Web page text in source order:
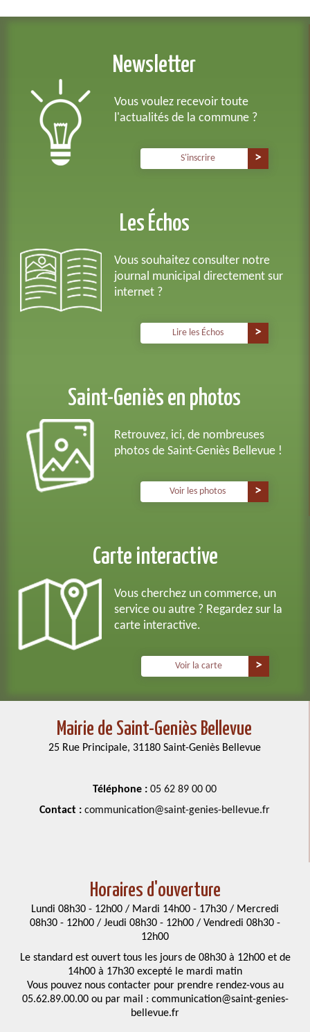
Newsletter
Vous voulez recevoir toute
l'actualités de la commune ?
S'inscrire
Les Échos
Vous souhaitez consulter notre
journal municipal directement sur
internet ?
Lire les Échos
Saint-Geniès en photos
Retrouvez, ici, de nombreuses
photos de Saint-Geniès Bellevue !
Voir les photos
Carte interactive
Vous cherchez un commerce, un
service ou autre ? Regardez sur la
carte interactive.
Voir la carte
Mairie de Saint-Geniès Bellevue
25 Rue Principale, 31180 Saint-Geniès Bellevue
Téléphone : 05 62 89 00 00
Contact : communication@saint-genies-bellevue.fr
Horaires d'ouverture
Lundi 08h30 - 12h00 / Mardi 14h00 - 17h30 / Mercredi
08h30 - 12h00 / Jeudi 08h30 - 12h00 / Vendredi 08h30 -
12h00
Le standard est ouvert tous les jours de 08h30 à 12h00 et de
14h00 à 17h30 excepté le mardi matin
Vous pouvez nous contacter pour prendre rendez-vous au
05.62.89.00.00 ou par mail : communication@saint-genies-
bellevue.fr